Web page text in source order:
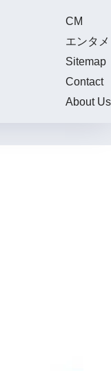
CM
エンタメ
Sitemap
Contact
About Us